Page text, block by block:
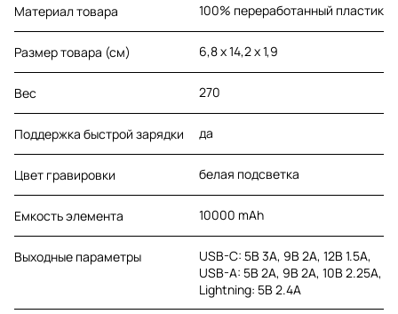
Материал товара 100% переработанный пластик
Размер товара (см) 6,8 х 14,2 х 1,9
Вес 270
Поддержка быстрой зарядки да
Цвет гравировки белая подсветка
Емкость элемента 10000 mAh
Выходные параметры
USB-C: 5В 3А, 9В 2А, 12В 1.5А,
USB-A: 5В 2А, 9В 2А, 10В 2.25А,
Lightning: 5В 2.4А